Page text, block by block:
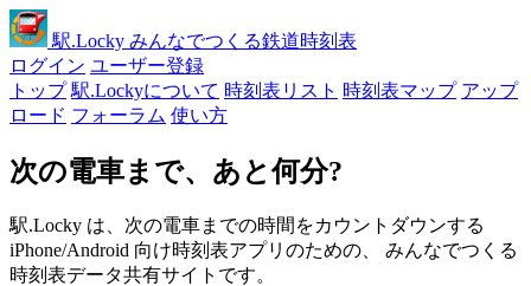
駅.Locky みんなでつくる鉄道時刻表
ログイン ユーザー登録
トップ 駅.Lockyについて 時刻表リスト 時刻表マップ アップ
ロード フォーラム 使い方
次の電車まで、あと何分?
駅.Locky は、次の電車までの時間をカウントダウンする
iPhone/Android 向け時刻表アプリのための、 みんなでつくる
時刻表データ共有サイトです。